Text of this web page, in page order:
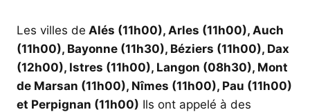
Les villes de Alés (11h00), Arles (11h00), Auch
(11h00), Bayonne (11h30), Béziers (11h00), Dax
(12h00), Istres (11h00), Langon (08h30), Mont
de Marsan (11h00), Nîmes (11h00), Pau (11h00)
et Perpignan (11h00) Ils ont appelé à des